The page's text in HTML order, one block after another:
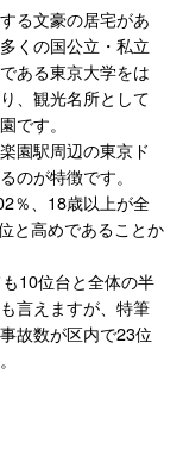
る文豪の居宅があ
くの国公立・私立
ある東京大学をは
、観光名所として
です。
園駅周辺の東京ド
のが特徴です。
％、18歳以上が全
と高めであることか
10位台と全体の半
言えますが、特筆
故数が区内で23位